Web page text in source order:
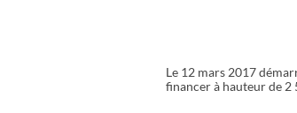
Le 12 mars 2017
financer à hauteur de 2